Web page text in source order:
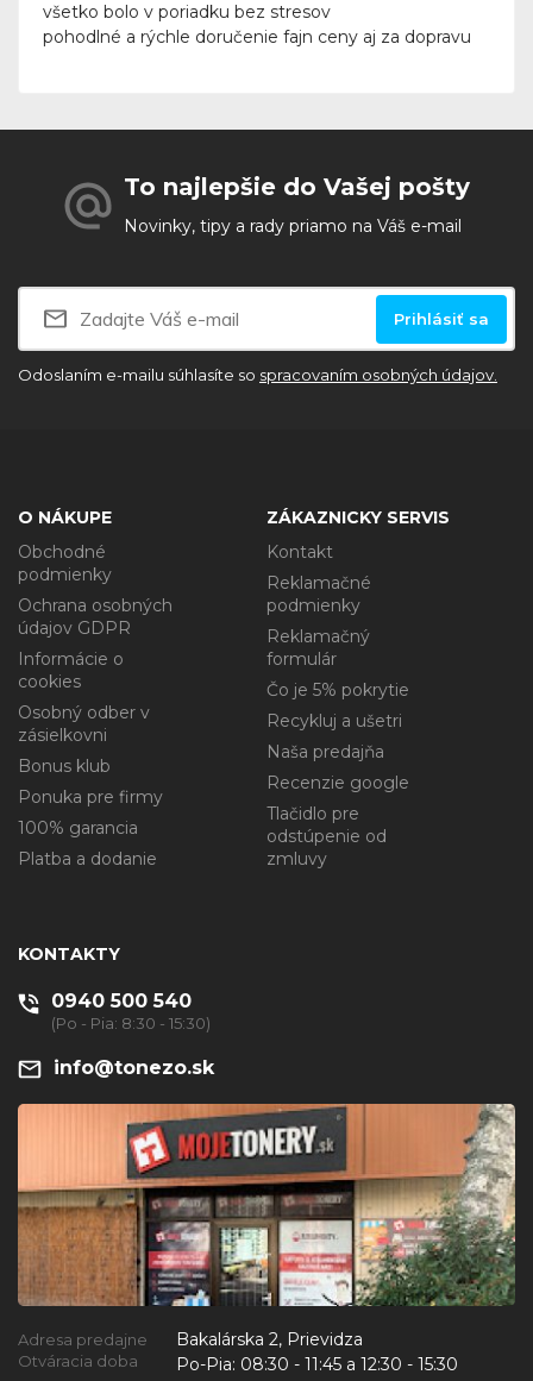
všetko bolo v poriadku bez stresov
pohodlné a rýchle doručenie fajn ceny aj za dopravu
To najlepšie do Vašej pošty
Novinky, tipy a rady priamo na Váš e-mail
Prihlásiť sa
Odoslaním e-mailu súhlasíte so spracovaním osobných údajov.
O NÁKUPE
Obchodné
podmienky
Ochrana osobných
údajov GDPR
Informácie o
cookies
Osobný odber v
zásielkovni
Bonus klub
Ponuka pre firmy
100% garancia
Platba a dodanie
ZÁKAZNICKY SERVIS
Kontakt
Reklamačné
podmienky
Reklamačný
formulár
Čo je 5% pokrytie
Recykluj a ušetri
Naša predajňa
Recenzie google
Tlačidlo pre
odstúpenie od
zmluvy
KONTAKTY
0940 500 540
(Po - Pia: 8:30 - 15:30)
info@tonezo.sk
Adresa predajne Bakalárska 2, Prievidza
Otváracia doba Po-Pia: 08:30 - 11:45 a 12:30 - 15:30